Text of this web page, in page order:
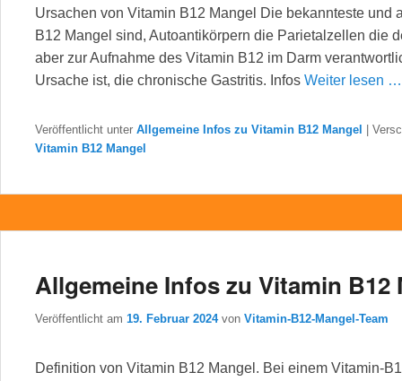
Ursachen von Vitamin B12 Mangel Die bekannteste und
B12 Mangel sind, Autoantikörpern die Parietalzellen die
aber zur Aufnahme des Vitamin B12 im Darm
Ursache ist, die chronische Gastritis. Infos Weiter lesen
Veröffentlicht unter Allgemeine Infos zu Vitamin B12 Mangel
Vitamin B12 Mangel
Allgemeine Infos zu Vitamin B12
Veröffentlicht am 19. Februar 2024 von Vitamin-B12-Mangel-Team
Definition von Vitamin B12 Mangel. Bei einem Vitamin-